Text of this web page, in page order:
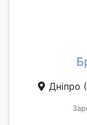
Дніпро